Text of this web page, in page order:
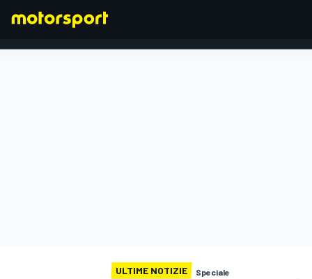
ULTIME NOTIZIE Speciale